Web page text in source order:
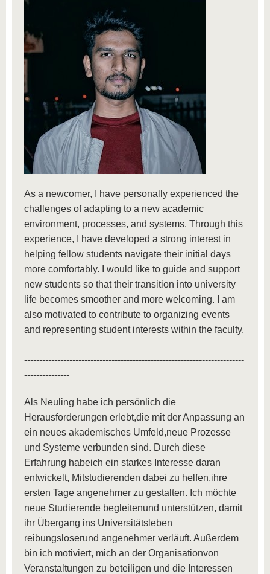
As a newcomer, I have personally experienced the
challenges of adapting to a new academic
environment, processes, and systems. Through this
experience, I have developed a strong interest in
helping fellow students navigate their initial days
more comfortably. I would like to guide and support
new students so that their transition into university
life becomes smoother and more welcoming. I am
also motivated to contribute to organizing events
and representing student interests within the faculty.
-------------------------------------------------------------------------
---------------
Als Neuling habe ich persönlich die
Herausforderungen erlebt,die mit der Anpassung an
ein neues akademisches Umfeld,neue Prozesse
und Systeme verbunden sind. Durch diese
Erfahrung habeich ein starkes Interesse daran
entwickelt, Mitstudierenden dabei zu helfen,ihre
ersten Tage angenehmer zu gestalten. Ich möchte
neue Studierende begleitenund unterstützen, damit
ihr Übergang ins Universitätsleben
reibungsloserund angenehmer verläuft. Außerdem
bin ich motiviert, mich an der Organisationvon
Veranstaltungen zu beteiligen und die Interessen